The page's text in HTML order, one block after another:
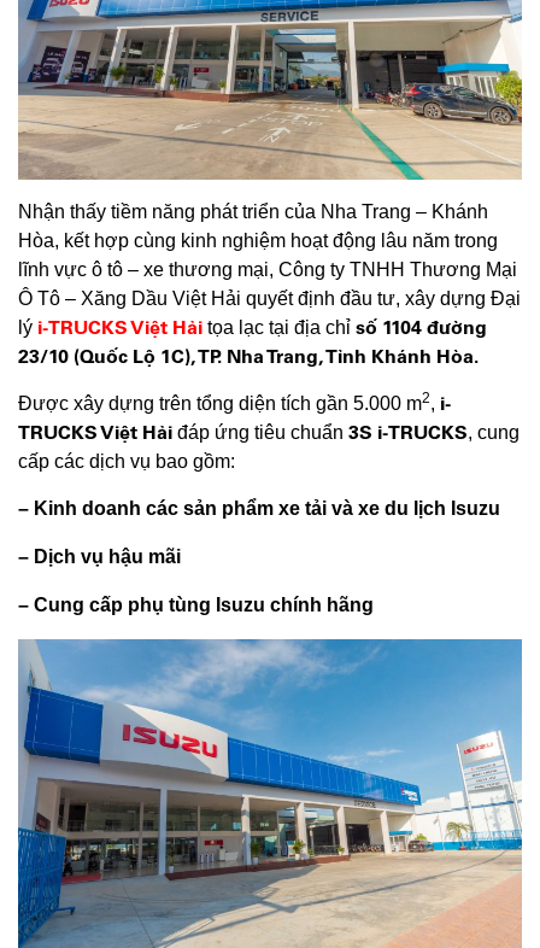
Nhận thấy tiềm năng phát triển của Nha Trang – Khánh
Hòa, kết hợp cùng kinh nghiệm hoạt động lâu năm trong
lĩnh vực ô tô – xe thương mại, Công ty TNHH Thương Mại
Ô Tô – Xăng Dầu Việt Hải quyết định đầu tư, xây dựng Đại
lý i-TRUCKS Việt Hải tọa lạc tại địa chỉ số 1104đường
23/10 (Quốc Lộ 1C), TP. Nha Trang, Tỉnh Khánh Hòa.
Được xây dựng trên tổng diện tích gần 5.000 m2, i-
TRUCKS Việt Hải đáp ứng tiêu chuẩn 3S i-TRUCKS, cung
cấp các dịch vụ bao gồm:
– Kinh doanh các sản phẩm xe tải và xe du lịch Isuzu
– Dịch vụ hậu mãi
– Cung cấp phụ tùng Isuzu chính hãng